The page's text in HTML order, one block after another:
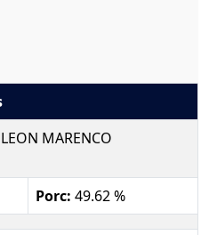
LEON MARENCO
Porc: 49.62 %